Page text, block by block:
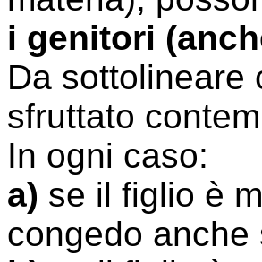
i genitori
Da sottolineare
sfruttato
In ogni caso:
a) se il figlio è
congedo anche